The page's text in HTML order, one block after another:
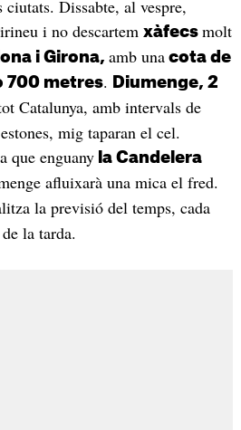
Dissabte, al vespre,
i no descartem xàfecs molt
i Girona, amb unacota de
700 metres.
Diumenge, 2
Catalunya, amb intervals de
mig taparan el cel.
que enguanyla Candelera
afluixarà una mica el fred.
la previsió del temps, cada
la tarda.